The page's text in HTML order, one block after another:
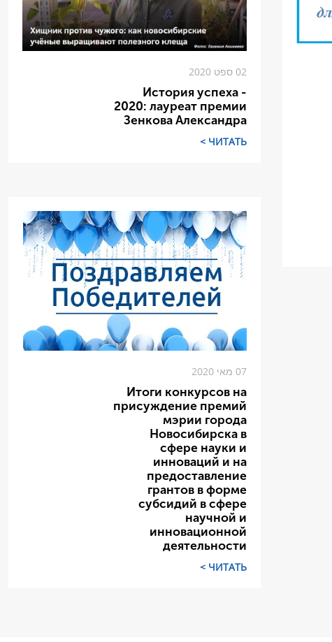
02 ספט 2020
История успеха -
2020: лауреат премии
Зенкова Александра
ЧИТАТЬ >
07 מאי 2020
Итоги конкурсов на
присуждение премий
мэрии города
Новосибирска в
сфере науки и
инноваций и на
предоставление
грантов в форме
субсидий в сфере
научной и
инновационной
деятельности
ЧИТАТЬ >